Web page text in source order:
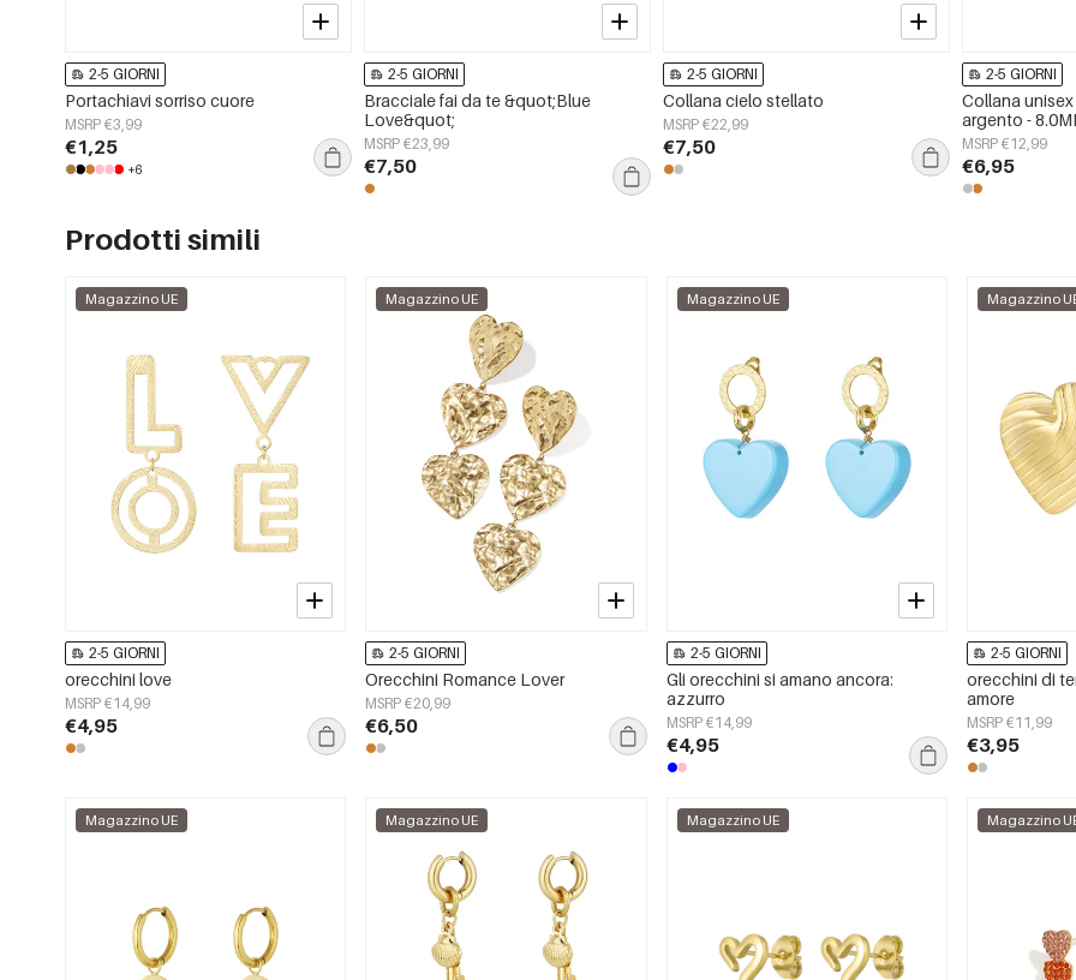
2-5 GIORNI
Portachiavi sorriso cuore
MSRP €3,99
€1,25
+6
2-5 GIORNI
Bracciale fai da te &quot;Blue
Love&quot;
MSRP €23,99
€7,50
2-5 GIORNI
Collana cielo stellato
MSRP €22,99
€7,50
2-5 GIORNI
Collana
argento -
MSRP €12,99
€6,95
Prodotti simili
Magazzino UE
2-5 GIORNI
orecchini love
MSRP €14,99
€4,95
Magazzino UE
2-5 GIORNI
Orecchini Romance Lover
MSRP €20,99
€6,50
Magazzino UE
2-5 GIORNI
Gli orecchini si amano ancora:
azzurro
MSRP €14,99
€4,95
Magazzino
2-5 GIORNI
orecchini di
amore
MSRP €11,99
€3,95
Magazzino UE Magazzino UE Magazzino UE Magazzino